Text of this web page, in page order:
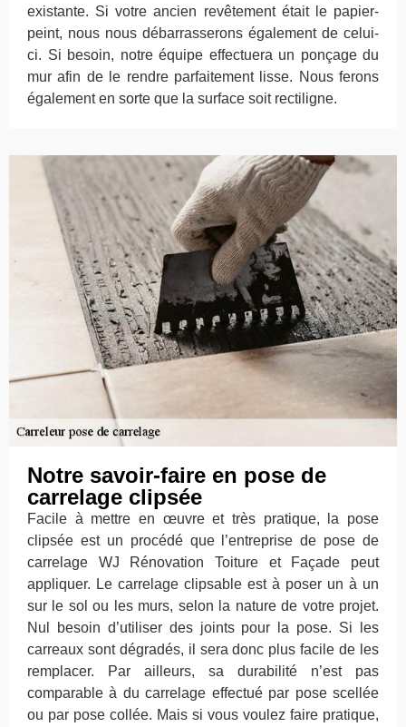
existante. Si votre ancien revêtement était le papier-
peint, nous nous débarrasserons également de celui-
ci. Si besoin, notre équipe effectuera un ponçage du
mur afin de le rendre parfaitement lisse. Nous ferons
également en sorte que la surface soit rectiligne.
Notre savoir-faire en pose de
carrelage clipsée
Facile à mettre en œuvre et très pratique, la pose
clipsée est un procédé que l’entreprise de pose de
carrelage WJ Rénovation Toiture et Façade peut
appliquer. Le carrelage clipsable est à poser un à un
sur le sol ou les murs, selon la nature de votre projet.
Nul besoin d’utiliser des joints pour la pose. Si les
carreaux sont dégradés, il sera donc plus facile de les
remplacer. Par ailleurs, sa durabilité n’est pas
comparable à du carrelage effectué par pose scellée
ou par pose collée. Mais si vous voulez faire pratique,